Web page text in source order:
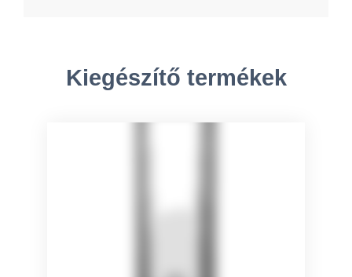
Kiegészítő termékek